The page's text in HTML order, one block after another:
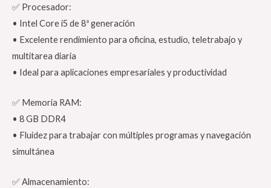
✅ Procesador:
• Intel Core i5 de 8ª generación
• Excelente rendimiento para oficina, estudio, teletrabajo y
multitarea diaria
• Ideal para aplicaciones empresariales y productividad
✅ Memoria RAM:
• 8 GB DDR4
• Fluidez para trabajar con múltiples programas y navegación
simultánea
✅ Almacenamiento: